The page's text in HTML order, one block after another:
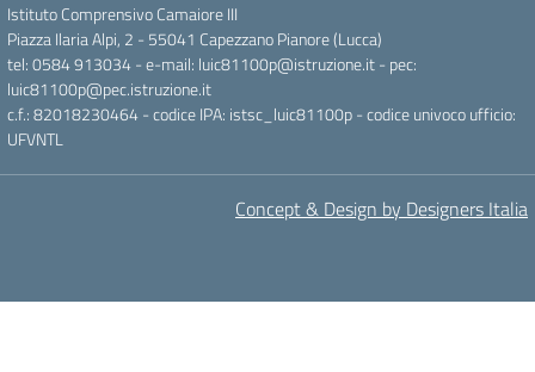
Istituto Comprensivo Camaiore III
Piazza Ilaria Alpi, 2 - 55041 Capezzano Pianore (Lucca)
tel: 0584 913034 - e-mail: luic81100p@istruzione.it - pec:
luic81100p@pec.istruzione.it
c.f.: 82018230464 - codice IPA: istsc_luic81100p - codice univoco ufficio:
UFVNTL
Concept & Design by Designers Italia